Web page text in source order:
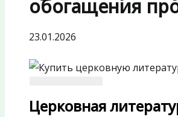
обогащения
23.01.2026
Церковная